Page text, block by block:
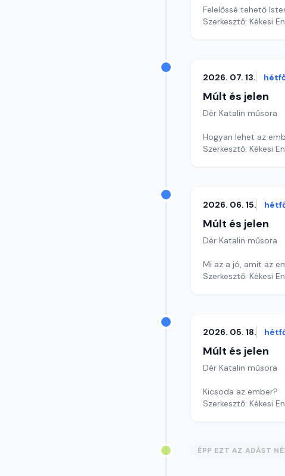
Felelőssé tehető
Szerkesztő: Kékesi
2026. 07. 13.
Múlt és jelen
Dér Katalin műsora
Hogyan lehet az
Szerkesztő: Kékesi
2026. 06. 15.
Múlt és jelen
Dér Katalin műsora
Mi az a jó, amit az
Szerkesztő: Kékesi
2026. 05. 18.
Múlt és jelen
Dér Katalin műsora
Kicsoda az ember?
Szerkesztő: Kékesi
ÉPP EZT AZ ADÁST